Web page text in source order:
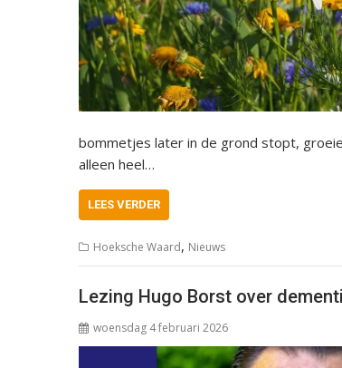
bommetjes later in de grond stopt,
alleen heel…
LEES VERDER
Hoeksche Waard, Nieuws
Lezing Hugo Borst over
woensdag 4 februari 2026